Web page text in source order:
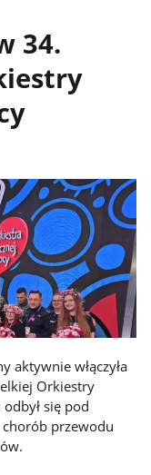
34.
aktywnie włączyła
Orkiestry
się pod
chorób przewodu